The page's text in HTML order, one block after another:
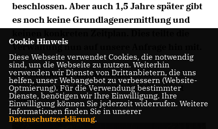
beschlossen. Aber auch 1,5 Jahre später gibt
es noch keine Grundlagenermittlung und
Verwaltung nun auf unsere Anfrage hin mit.
Wir bleiben dran, damit das neue
Kurfürstenbad schnellstmöglich gebaut
wird.
Cookie Hinweis
Diese Webseite verwendet Cookies, die notwendig
sind, um die Webseite zu nutzen. Weiterhin
verwenden wir Dienste von Drittanbietern, die uns
helfen, unser Webangebot zu verbessern (Website-
Optmierung). Für die Verwendung bestimmter
Dienste, benötigen wir Ihre Einwilligung. Ihre
Einwilligung können Sie jederzeit widerrufen. Weitere
Informationen finden Sie in unserer
Datenschutzerklärung.